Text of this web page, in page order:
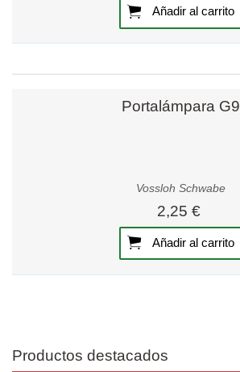
Añadir al carrito
Portalámpara G9
Vossloh Schwabe
2,25 €
Añadir al carrito
Productos destacados